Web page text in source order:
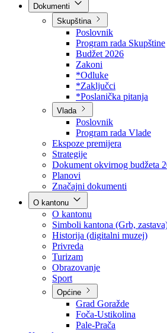
Kantonalni stambeni fond
Turistička organizacija
Skupština
Poslovnik
Program rada Skupštine
Budžet 2026
Zakoni
*Odluke
*Zaključci
*Poslanička pitanja
Vlada
Poslovnik
Program rada Vlade
Ekspoze premijera
Strategije
Dokument okvirnog budžeta
Planovi
Značajni dokumenti
O kantonu
O kantonu
Simboli kantona (Grb, zastava)
Historija (digitalni muzej)
Privreda
Turizam
Obrazovanje
Općine